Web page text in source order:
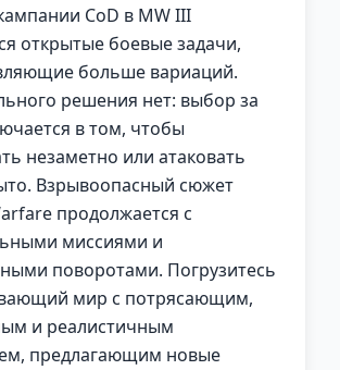
CoD в MW III
открытые боевые задачи,
больше вариаций.
решения нет: выбор за
в том, чтобы
незаметно или атаковать
Взрывоопасный сюжет
продолжается с
миссиями и
поворотами. Погрузитесь
мир с потрясающим,
и реалистичным
предлагающим новые